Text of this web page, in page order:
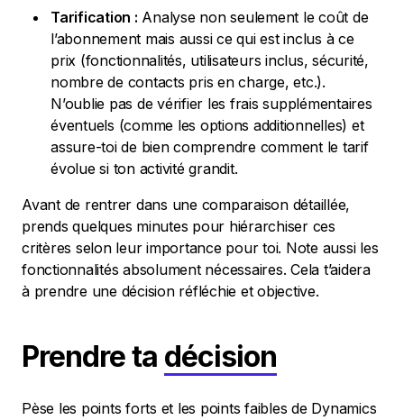
Tarification : Analyse non seulement le coût de
l’abonnement mais aussi ce qui est inclus à ce
prix (fonctionnalités, utilisateurs inclus, sécurité,
nombre de contacts pris en charge, etc.).
N’oublie pas de vérifier les frais supplémentaires
éventuels (comme les options additionnelles) et
assure-toi de bien comprendre comment le tarif
évolue si ton activité grandit.
Avant de rentrer dans une comparaison détaillée,
prends quelques minutes pour hiérarchiser ces
critères selon leur importance pour toi. Note aussi les
fonctionnalités absolument nécessaires. Cela t’aidera
à prendre une décision réfléchie et objective.
Prendre ta décision
Pèse les points forts et les points faibles de Dynamics